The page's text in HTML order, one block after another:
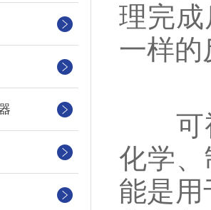
理完
一样
可视
化学
能是